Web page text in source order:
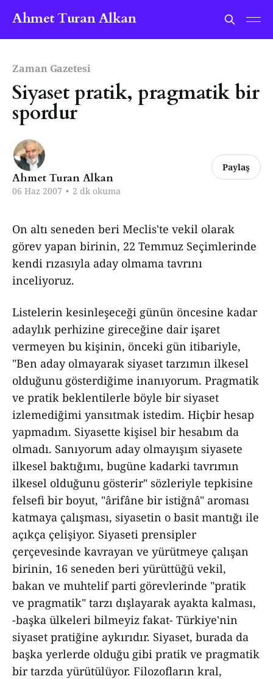
Ahmet Turan Alkan
Zaman Gazetesi
Siyaset pratik, pragmatik bir
spordur
Ahmet Turan Alkan
06 Haz 2007 • 2 dk okuma
Paylaş
On altı seneden beri Meclis'te vekil olarak
görev yapan birinin, 22 Temmuz Seçimlerinde
kendi rızasıyla aday olmama tavrını
inceliyoruz.
Listelerin kesinleşeceği günün öncesine kadar
adaylık perhizine gireceğine dair işaret
vermeyen bu kişinin, önceki gün itibariyle,
"Ben aday olmayarak siyaset tarzımın ilkesel
olduğunu gösterdiğime inanıyorum. Pragmatik
ve pratik beklentilerle böyle bir siyaset
izlemediğimi yansıtmak istedim. Hiçbir hesap
yapmadım. Siyasette kişisel bir hesabım da
olmadı. Sanıyorum aday olmayışım siyasete
ilkesel baktığımı, bugüne kadarki tavrımın
ilkesel olduğunu gösterir" sözleriyle tepkisine
felsefi bir boyut, "ârifâne bir istiğnâ" aroması
katmaya çalışması, siyasetin o basit mantığı ile
açıkça çelişiyor. Siyaseti prensipler
çerçevesinde kavrayan ve yürütmeye çalışan
birinin, 16 seneden beri yürüttüğü vekil,
bakan ve muhtelif parti görevlerinde "pratik
ve pragmatik" tarzı dışlayarak ayakta kalması,
-başka ülkeleri bilmeyiz fakat- Türkiye'nin
siyaset pratiğine aykırıdır. Siyaset, burada da
başka yerlerde olduğu gibi pratik ve pragmatik
bir tarzda yürütülüyor. Filozofların kral,